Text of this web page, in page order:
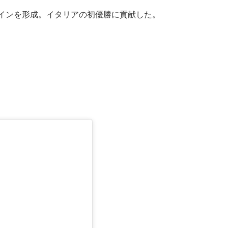
を形成。イタリアの初優勝に貢献した。